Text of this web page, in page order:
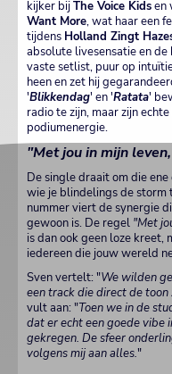
kijker bijThe Voice Kidsen
Want More, wat haar een
tijdens Holland Zingt
absolute livesensatie en
vaste setlist, puur op
heen en zet hij
'Blikkendag' en 'Ratata'
radio te zijn, maar zijn
podiumenergie.
"Met jou in mijn
De single draait om die
wie je blindelings de storm
nummer viert de synergie
gewoon is. De regel "Met
is dan ook geen loze kreet,
iedereen die jouw wereld
Sven vertelt: "We wilden
een track die direct de
vult aan: "Toen we in de
dat er echt een goede vibe
gekregen. De sfeer
volgens mij aan alles."